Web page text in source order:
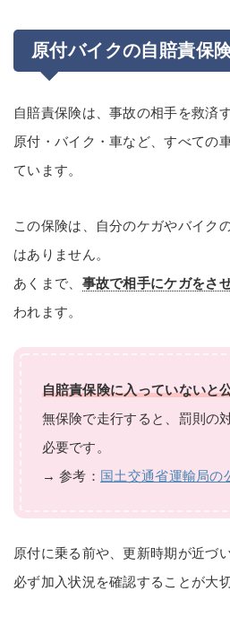
原付バイクの自賠責保
自賠責保険は、事故の相手を救済
原付・バイク・車など、すべての
ています。
この保険は、自分のケガやバイク
はありません。
あくまで、 事故で相手にケガをさ
われます。
自賠責保険に入っていないと
無保険で走行すると、罰則の
必要です。
→ 参考： 国土交通省運輸局の
原付に乗る前や、更新時期が近づ
必ず加入状況を確認することが大切